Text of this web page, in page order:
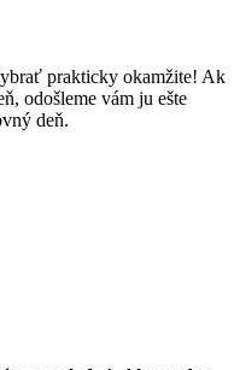
prakticky okamžite! Ak
odošleme vám ju ešte
deň.